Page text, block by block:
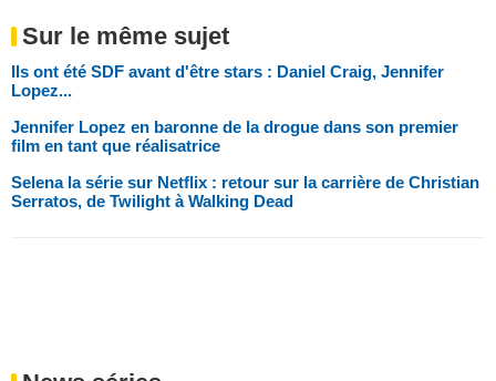
Sur le même sujet
Ils ont été SDF avant d'être stars : Daniel Craig, Jennifer
Lopez...
Jennifer Lopez en baronne de la drogue dans son premier
film en tant que réalisatrice
Selena la série sur Netflix : retour sur la carrière de Christian
Serratos, de Twilight à Walking Dead